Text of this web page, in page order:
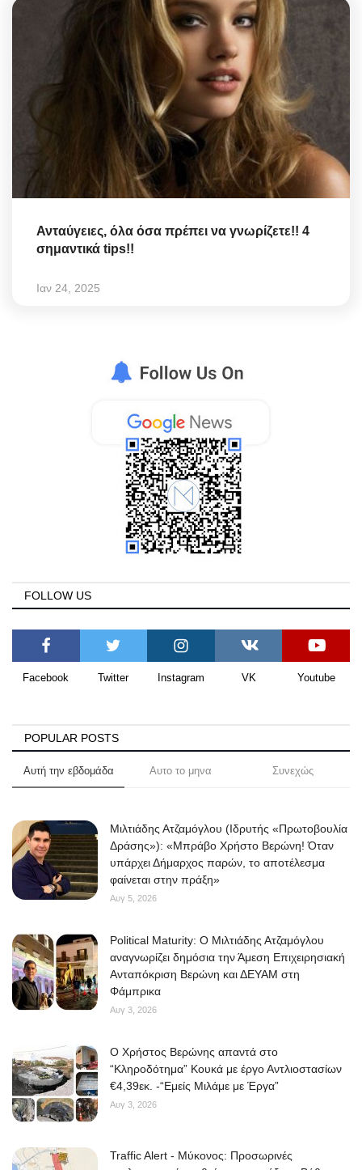
Ανταύγειες, όλα όσα πρέπει να γνωρίζετε!! 4
σημαντικά tips!!
Ιαν 24, 2025
FOLLOW US
Facebook Twitter Instagram VK Youtube
POPULAR POSTS
Αυτή την εβδομάδα Αυτο το μηνα Συνεχώς
Μιλτιάδης Ατζαμόγλου (Ιδρυτής «Πρωτοβουλία
Δράσης»): «Μπράβο Χρήστο Βερώνη! Όταν
υπάρχει Δήμαρχος παρών, το αποτέλεσμα
φαίνεται στην πράξη»
Αυγ 5, 2026
Political Maturity: Ο Μιλτιάδης Ατζαμόγλου
αναγνωρίζει δημόσια την Άμεση Επιχειρησιακή
Ανταπόκριση Βερώνη και ΔΕΥΑΜ στη
Φάμπρικα
Αυγ 3, 2026
O Χρήστος Βερώνης απαντά στο
“Κληροδότημα” Κουκά με έργο Αντλιοστασίων
€4,39εκ. -“Εμείς Μιλάμε με Έργα”
Αυγ 3, 2026
Traffic Alert - Μύκονος: Προσωρινές